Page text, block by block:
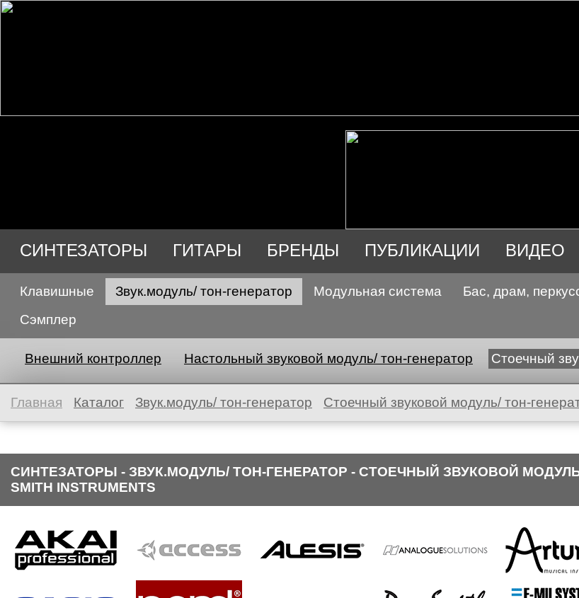
СИНТЕЗАТОРЫ ГИТАРЫ БРЕНДЫ ПУБЛИКАЦИИ ВИДЕО
Клавишные Звук.модуль/ тон-генератор Модульная система Бас, драм,
Сэмплер
Внешний контроллер Настольный звуковой модуль/ тон-генератор Стоечный
Главная Каталог Звук.модуль/ тон-генератор Стоечный звуковой модуль/ тон-
СИНТЕЗАТОРЫ - ЗВУК.МОДУЛЬ/ ТОН-ГЕНЕРАТОР - СТОЕЧНЫЙ ЗВУКОВОЙ МОДУЛЬ/
SMITH INSTRUMENTS